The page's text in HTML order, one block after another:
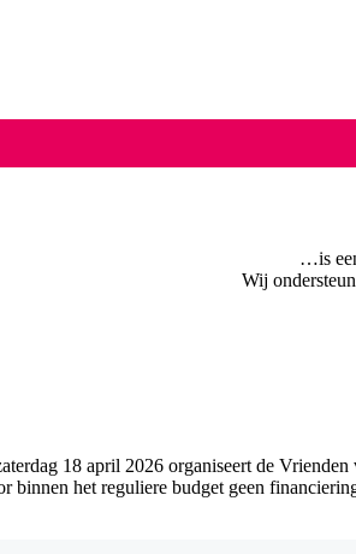
…is
Wij
18 april 2026 organiseert de
binnen het reguliere budget geen